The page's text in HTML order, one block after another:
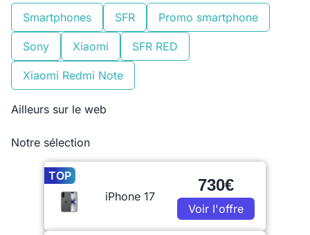
Smartphones SFR Promo smartphone
Sony Xiaomi SFR RED
Xiaomi Redmi Note
Ailleurs sur le web
Notre sélection
TOP
iPhone 17
730€
Voir l'offre